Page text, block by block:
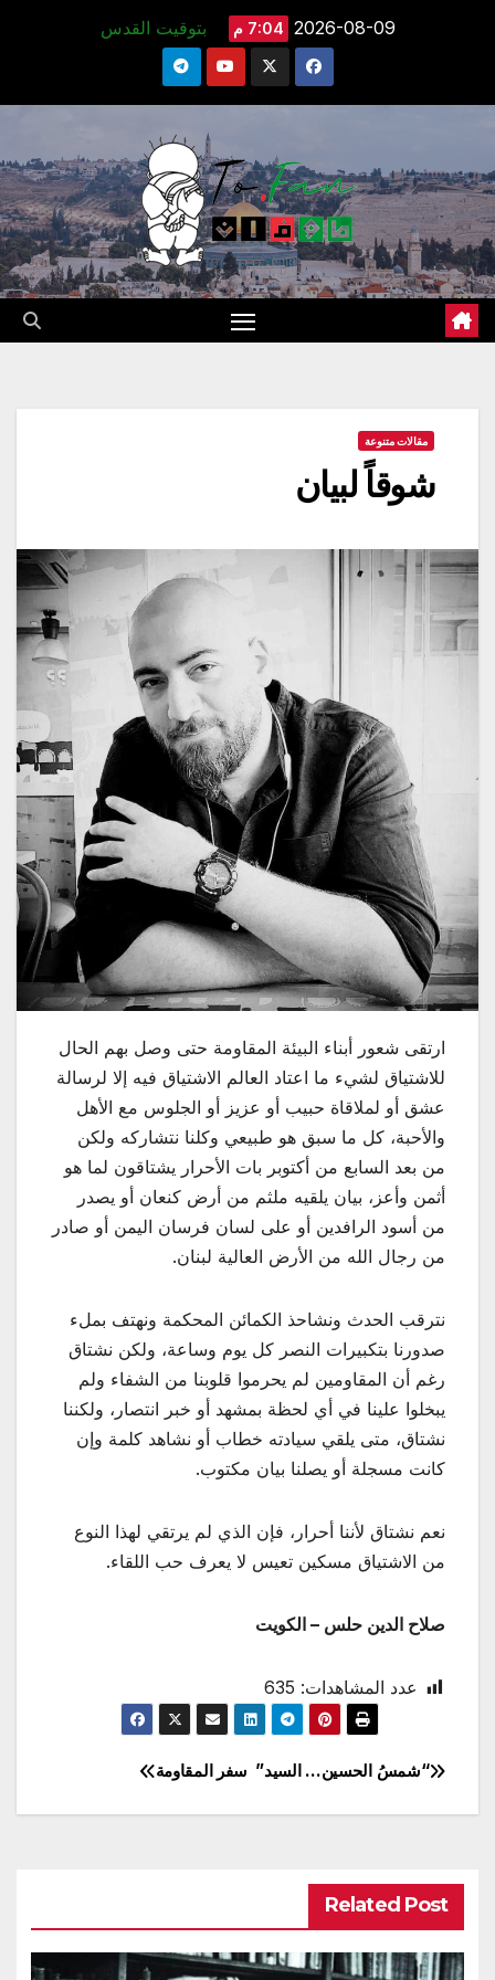
2026-08-09 7:04 م بتوقيت القدس
مقالات متنوعة
شوقاً لبيان
ارتقى شعور أبناء البيئة المقاومة حتى وصل بهم الحال
للاشتياق لشيء ما اعتاد العالم الاشتياق فيه إلا لرسالة
عشق أو لملاقاة حبيب أو عزيز أو الجلوس مع الأهل
والأحبة، كل ما سبق هو طبيعي وكلنا نتشاركه ولكن
من بعد السابع من أكتوبر بات الأحرار يشتاقون لما هو
أثمن وأعز، بيان يلقيه ملثم من أرض كنعان أو يصدر
من أسود الرافدين أو على لسان فرسان اليمن أو صادر
من رجال الله من الأرض العالية لبنان.
نترقب الحدث ونشاحذ الكمائن المحكمة ونهتف بملء
صدورنا بتكبيرات النصر كل يوم وساعة، ولكن نشتاق
رغم أن المقاومين لم يحرموا قلوبنا من الشفاء ولم
يبخلوا علينا في أي لحظة بمشهد أو خبر انتصار، ولكننا
نشتاق، متى يلقي سيادته خطاب أو نشاهد كلمة وإن
كانت مسجلة أو يصلنا بيان مكتوب.
نعم نشتاق لأننا أحرار، فإن الذي لم يرتقي لهذا النوع
من الاشتياق مسكين تعيس لا يعرف حب اللقاء.
صلاح الدين حلس – الكويت
عدد المشاهدات: 635
تصفّح
المقالات
سفر المقاومة “شمسُ الحسين… السيد”
Related Post